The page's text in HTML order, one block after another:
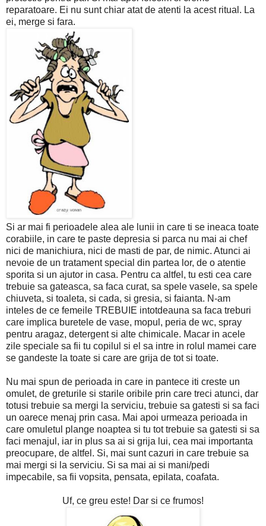
reparatoare. Ei nu sunt chiar atat de atenti la acest ritual. La
ei, merge si fara.
Si ar mai fi perioadele alea ale lunii in care ti se ineaca toate
corabiile, in care te paste depresia si parca nu mai ai chef
nici de manichiura, nici de masti de par, de nimic. Atunci ai
nevoie de un tratament special din partea lor, de o atentie
sporita si un ajutor in casa. Pentru ca altfel, tu esti cea care
trebuie sa gateasca, sa faca curat, sa spele vasele, sa spele
chiuveta, si toaleta, si cada, si gresia, si faianta. N-am
inteles de ce femeile TREBUIE intotdeauna sa faca treburi
care implica buretele de vase, mopul, peria de wc, spray
pentru aragaz, detergent si alte chimicale. Macar in acele
zile speciale sa fii tu copilul si el sa intre in rolul mamei care
se gandeste la toate si care are grija de tot si toate.
Nu mai spun de perioada in care in pantece iti creste un
omulet, de greturile si starile oribile prin care treci atunci, dar
totusi trebuie sa mergi la serviciu, trebuie sa gatesti si sa faci
un oarece menaj prin casa. Mai apoi urmeaza perioada in
care omuletul plange noaptea si tu tot trebuie sa gatesti si sa
faci menajul, iar in plus sa ai si grija lui, cea mai importanta
preocupare, de altfel. Si, mai sunt cazuri in care trebuie sa
mai mergi si la serviciu. Si sa mai ai si mani/pedi
impecabile, sa fii vopsita, pensata, epilata, coafata.
Uf, ce greu este! Dar si ce frumos!